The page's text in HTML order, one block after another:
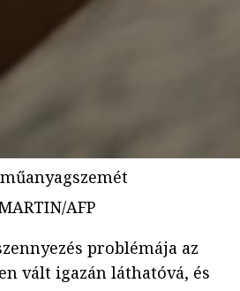
AFP
problémája az
vált igazán láthatóvá, és